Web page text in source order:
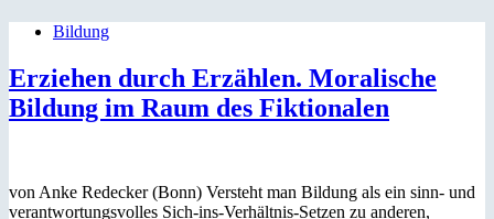
Bildung
Erziehen durch Erzählen. Moralische
Bildung im Raum des Fiktionalen
von Anke Redecker (Bonn) Versteht man Bildung als ein sinn- und
verantwortungsvolles Sich-ins-Verhältnis-Setzen zu anderen,